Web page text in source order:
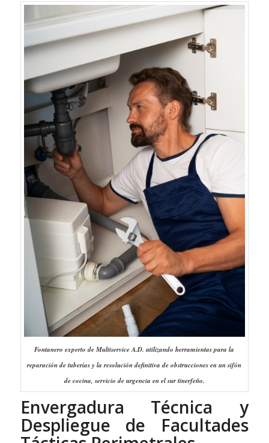
Fontanero experto de Multiservice A.D. utilizando herramientas para la
reparación de tuberías y la resolución definitiva de obstrucciones en un sifón
de cocina, servicio de urgencia en el sur tinerfeño.
Envergadura Técnica y
Despliegue de Facultades